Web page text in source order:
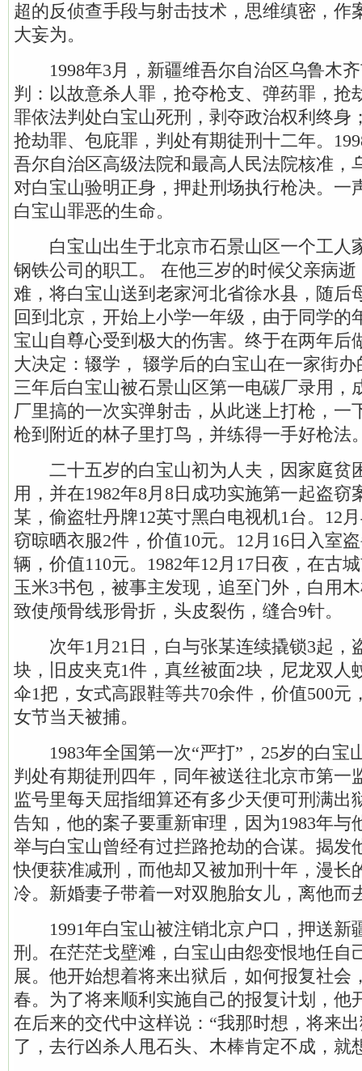
超的反侦查手段与射击技术，思维缜密，作
大妄为。
1998年3月，新疆维吾尔自治区乌鲁木齐
判：以故意杀人罪，抢夺枪支、弹药罪，抢
罪依法判处白宝山死刑，剥夺政治权利终身
抢劫罪、包庇罪，判处有期徒刑十二年。
吾尔自治区高级法院和最高人民法院核准，
对白宝山验明正身，押赴刑场执行枪决。一
白宝山罪恶的生命。
白宝山出生于北京市石景山区一个工人
钢铁公司的职工。 在他三岁的时候父亲病
难，将白宝山送到老家河北省徐水县，随后
回到北京，开始上小学一年级，由于同学的
宝山自尊心受到极大的伤害。终于在两年后
大决定：辍学， 辍学后的白宝山在一家街
三年后白宝山被石景山区第一电碳厂录用，
厂里搞的一次实弹射击，从此迷上打枪，一
枪到附近的林子里打鸟，并练得一手好枪法
二十五岁的白宝山初为人夫，因家庭贫
用，并在1982年8月8日成功实施第一起盗窃
某，偷盗牡丹牌12英寸黑白电视机1台。12
窃晾晒衣服2件，价值10元。12月16日入室
辆，价值110元。1982年12月17日夜，在古
玉米3书包，被事主发现，追至门外，白用
致使颅骨线形骨折，头皮裂伤，缝合9针。
次年1月21日，白与张某连续撬锁3起，
块，旧皮夹克1件，真丝被面2块，尼龙双人
伞1把，女式高跟鞋等共70余件，价值500元
女节当天被捕。
1983年全国第一次“严打”，25岁的白宝
判处有期徒刑四年，同年被送往北京市第一
监号里每天屈指细算还有多少天便可刑满出
告知，他的案子要重新审理，因为1983年与
举与白宝山曾经有过拦路抢劫的合谋。揭发
快便获准减刑，而他却又被加刑十年，漫长
冷。新婚妻子带着一对双胞胎女儿，离他而
1991年白宝山被注销北京户口，押送新
刑。在茫茫戈壁滩，白宝山由怨变恨地任自
展。他开始想着将来出狱后，如何报复社会
春。为了将来顺利实施自己的报复计划，他
在后来的交代中这样说：“我那时想，将来
了，去行凶杀人甩石头、木棒肯定不成，就